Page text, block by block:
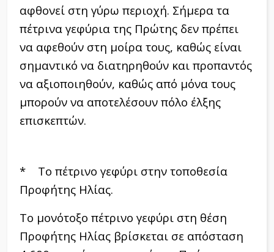
αφθονεί στη γύρω περιοχή. Σήμερα τα
πέτρινα γεφύρια της Πρώτης δεν πρέπει
να αφεθούν στη μοίρα τους, καθώς είναι
σημαντικό να διατηρηθούν και προπαντός
να αξιοποιηθούν, καθώς από μόνα τους
μπορούν να αποτελέσουν πόλο έλξης
επισκεπτών.
* Το πέτρινο γεφύρι στην τοποθεσία
Προφήτης Ηλίας.
Το μονότοξο πέτρινο γεφύρι στη θέση
Προφήτης Ηλίας βρίσκεται σε απόσταση